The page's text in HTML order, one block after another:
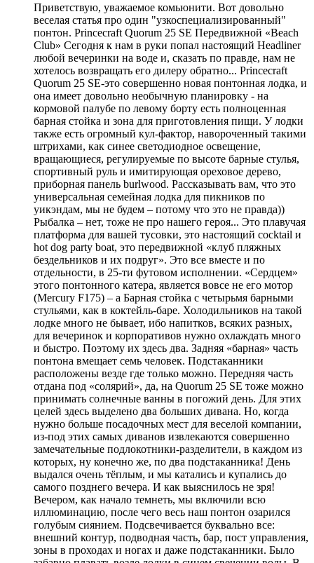
Приветствую, уважаемое комьюнити. Вот довольно
веселая статья про один "узкоспециализированный"
понтон. Princecraft Quorum 25 SE Передвижной «Beach
Club» Сегодня к нам в руки попал настоящий Headliner
любой вечеринки на воде и, сказать по правде, нам не
хотелось возвращать его дилеру обратно... Princecraft
Quorum 25 SE-это совершенно новая понтонная лодка, и
она имеет довольно необычную планировку - на
кормовой палубе по левому борту есть полноценная
барная стойка и зона для приготовления пищи. У лодки
также есть огромный кул-фактор, навороченный такими
штрихами, как синее светодиодное освещение,
вращающиеся, регулируемые по высоте барные стулья,
спортивный руль и имитирующая ореховое дерево,
приборная панель burlwood. Рассказывать вам, что это
универсальная семейная лодка для пикников по
уикэндам, мы не будем – потому что это не правда))
Рыбалка – нет, тоже не про нашего героя... Это плавучая
платформа для вашей тусовки, это настоящий cocktail и
hot dog party boat, это передвижной «клуб пляжных
бездельников и их подруг». Это все вместе и по
отдельности, в 25-ти футовом исполнении. «Сердцем»
этого понтонного катера, является вовсе не его мотор
(Mercury F175) – а Барная стойка с четырьмя барными
стульями, как в коктейль-баре. Холодильников на такой
лодке много не бывает, ибо напитков, всяких разных,
для вечеринок и корпоративов нужно охлаждать много
и быстро. Поэтому их здесь два. Задняя «барная» часть
понтона вмещает семь человек. Подстаканники
расположены везде где только можно. Передняя часть
отдана под «солярий», да, на Quorum 25 SE тоже можно
принимать солнечные ванны в погожий день. Для этих
целей здесь выделено два больших дивана. Но, когда
нужно больше посадочных мест для веселой компании,
из-под этих самых диванов извлекаются совершенно
замечательные подлокотники-разделители, в каждом из
которых, ну конечно же, по два подстаканника! День
выдался очень тёплым, и мы катались и купались до
самого позднего вечера. И как выяснилось не зря!
Вечером, как начало темнеть, мы включили всю
иллюминацию, после чего весь наш понтон озарился
голубым сиянием. Подсвечивается буквально все:
внешний контур, подводная часть, бар, пост управления,
зоны в проходах и ногах и даже подстаканники. Было